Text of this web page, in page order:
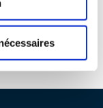
de l'avion